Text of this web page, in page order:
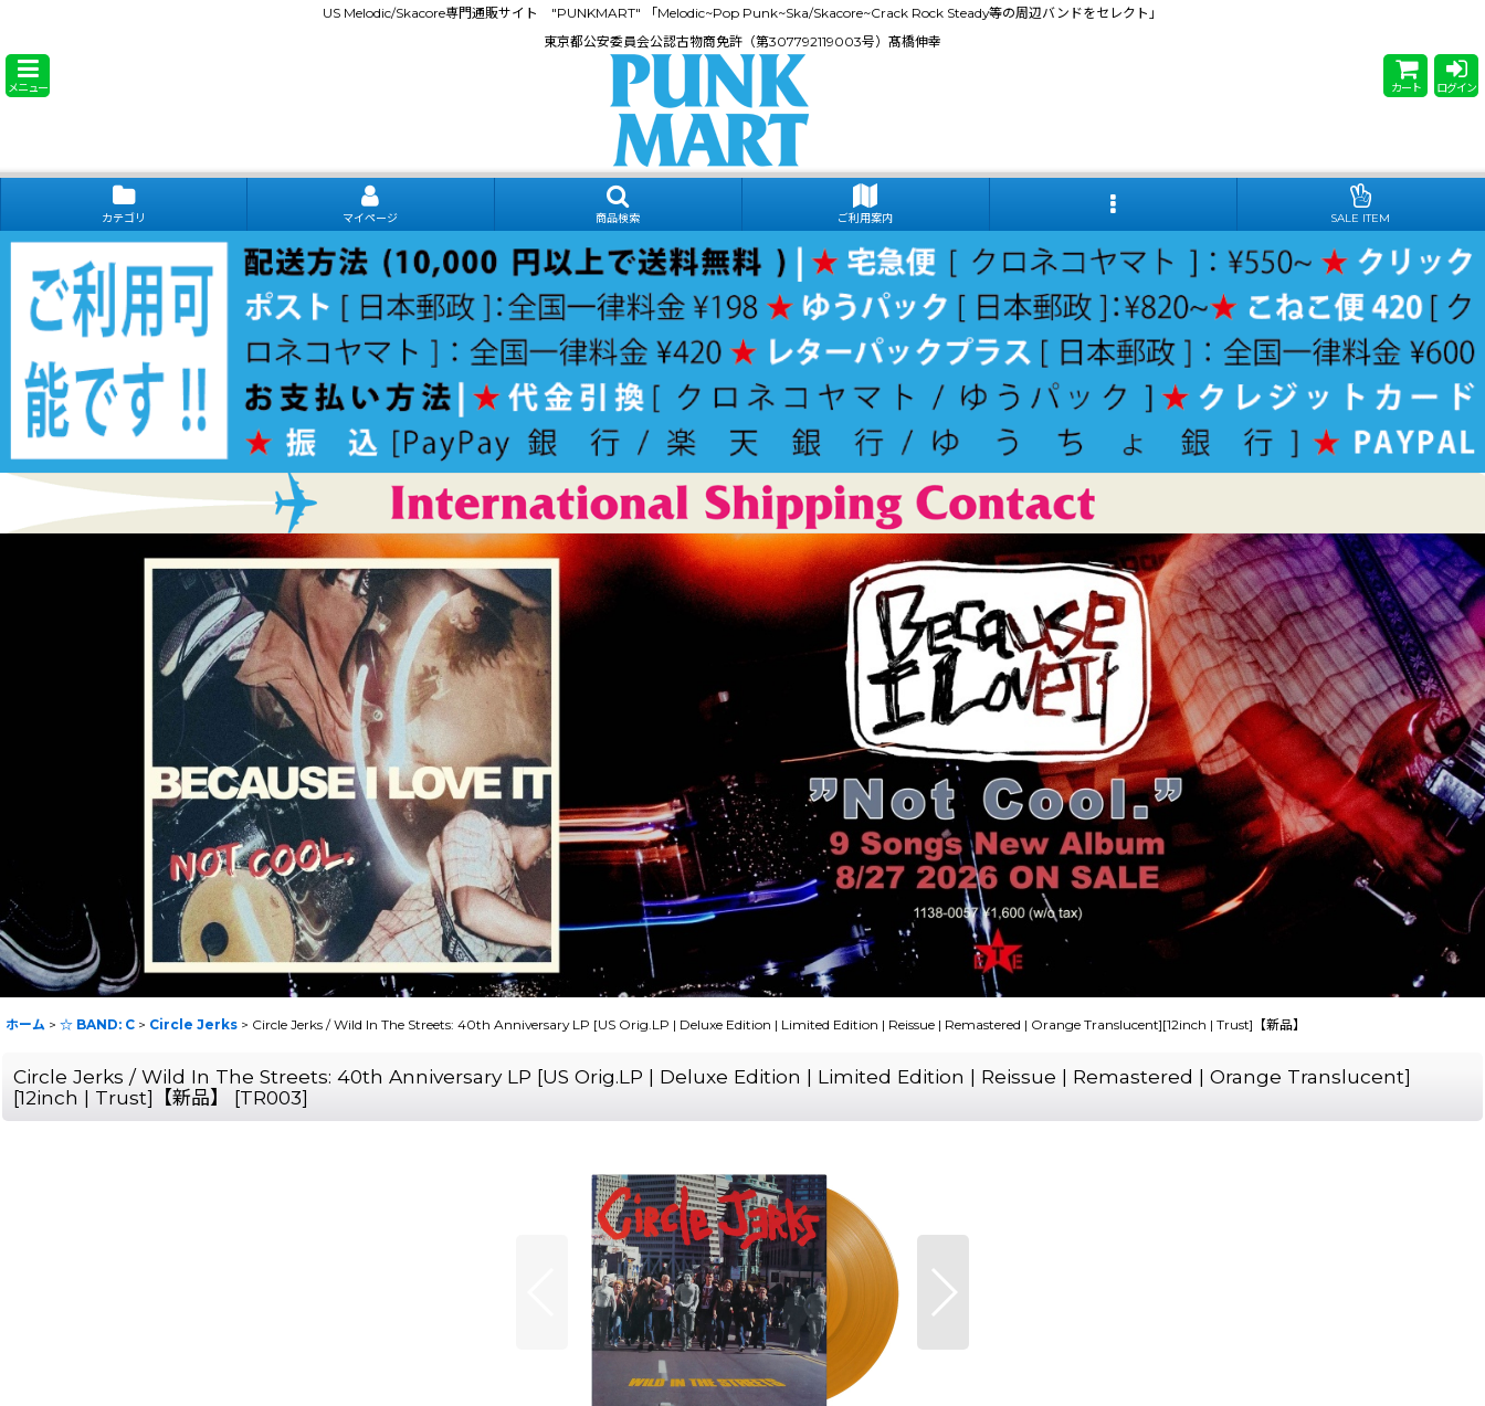
US Melodic/Skacore専門通販サイト "PUNKMART" 「Melodic~Pop Punk~Ska/Skacore~Crack Rock Steady等の周辺バンドをセレクト」
東京都公安委員会公認古物商免許（第307792119003号）髙橋伸幸
メニュー カート ログイン
カテゴリ マイページ 商品検索 ご利用案内 SALE ITEM
ホーム > ☆ BAND: C > Circle Jerks > Circle Jerks / Wild In The Streets: 40th Anniversary LP [US Orig.LP | Deluxe Edition | Limited Edition | Reissue | Remastered | Orange Translucent][12inch | Trust]【新品】
Circle Jerks / Wild In The Streets: 40th Anniversary LP [US Orig.LP | Deluxe Edition | Limited Edition | Reissue | Remastered | Orange Translucent]
[12inch | Trust]【新品】
[TR003]